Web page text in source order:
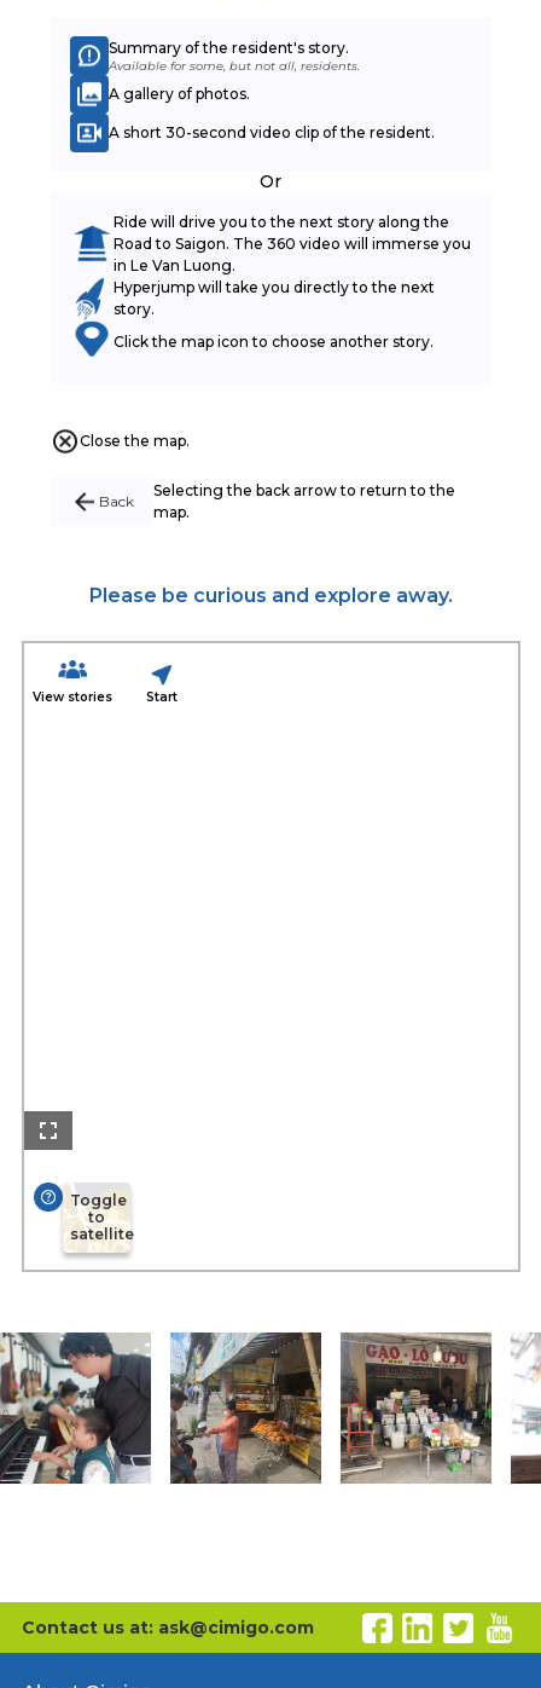
Summary of the resident's story.
Available for some, but not all, residents.
A gallery of photos.
A short 30-second video clip of the resident.
Or
Ride will drive you to the next story along the
Road to Saigon. The 360 video will immerse you
in Le Van Luong.
Hyperjump will take you directly to the next
story.
Click the map icon to choose another story.
Close the map.
Back
Selecting the back arrow to return to the
map.
Please be curious and explore away.
View stories Start
Toggle
to
satellite
Contact us at: ask@cimigo.com